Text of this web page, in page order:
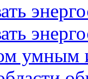
умным